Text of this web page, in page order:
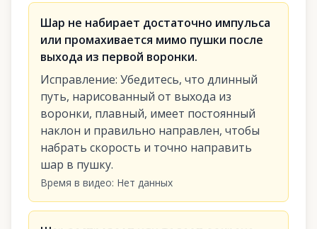
Шар не набирает достаточно импульса
или промахивается мимо пушки после
выхода из первой воронки.
Исправление: Убедитесь, что длинный
путь, нарисованный от выхода из
воронки, плавный, имеет постоянный
наклон и правильно направлен, чтобы
набрать скорость и точно направить
шар в пушку.
Время в видео: Нет данных